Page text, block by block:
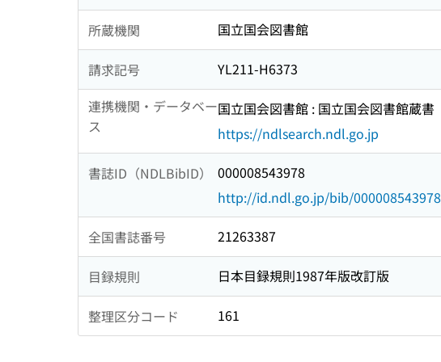
所蔵機関 国立国会図書館
請求記号
YL211-H6373
連携機関・データベー
ス
国立国会図書館 : 国立国会図書館蔵書
https://ndlsearch.ndl.go.jp
書誌ID（NDLBibID）
000008543978
http://id.ndl.go.jp/bib/000008543978
全国書誌番号 21263387
目録規則 日本目録規則1987年版改訂版
整理区分コード 161